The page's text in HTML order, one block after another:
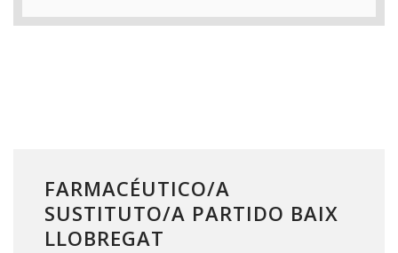
FARMACÉUTICO/A
SUSTITUTO/A PARTIDO BAIX
LLOBREGAT